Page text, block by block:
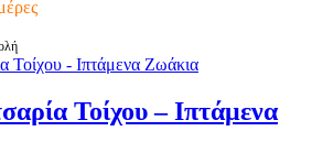
€181.00
€387.00
Τοίχου – Ιπτάμενα